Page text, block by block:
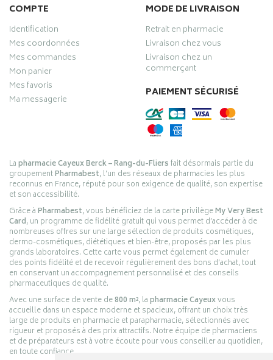
COMPTE
Identification
Mes coordonnées
Mes commandes
Mon panier
Mes favoris
Ma messagerie
MODE DE LIVRAISON
Retrait en pharmacie
Livraison chez vous
Livraison chez un
commerçant
PAIEMENT SÉCURISÉ
Lapharmacie Cayeux Berck – Rang-du-Fliersfait désormais partie du
groupementPharmabest, l’un des réseaux de pharmacies les plus
reconnus en France, réputé pour son exigence de qualité, son expertise
et son accessibilité.
Grâce àPharmabest, vous bénéficiez de la carte privilègeMy Very Best
Card, un programme de fidélité gratuit qui vous permet d’accéder à de
nombreuses offres sur une large sélection de produits cosmétiques,
dermo-cosmétiques, diététiques et bien-être, proposés par les plus
grands laboratoires. Cette carte vous permet également de cumuler
des points fidélité et de recevoir régulièrement des bons d’achat, tout
en conservant un accompagnement personnalisé et des conseils
pharmaceutiques de qualité.
Avec une surface de vente de800 m², lapharmacie Cayeuxvous
accueille dans un espace moderne et spacieux, offrant un choix très
large de produits en pharmacie et parapharmacie, sélectionnés avec
rigueur et proposés à des prix attractifs. Notre équipe de pharmaciens
et de préparateurs est à votre écoute pour vous conseiller au quotidien,
en toute confiance.